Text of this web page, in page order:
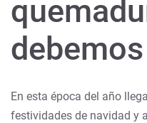
En esta época del año
festividades de navidad y